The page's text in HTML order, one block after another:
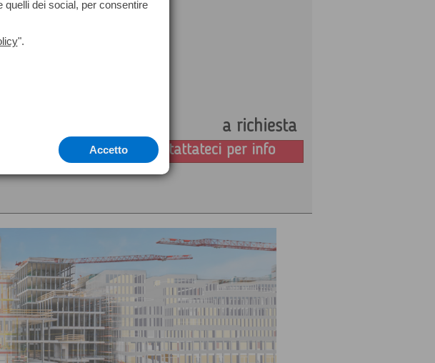
a richiesta
Contattateci per info
dei social, per consentire
".
Accetto